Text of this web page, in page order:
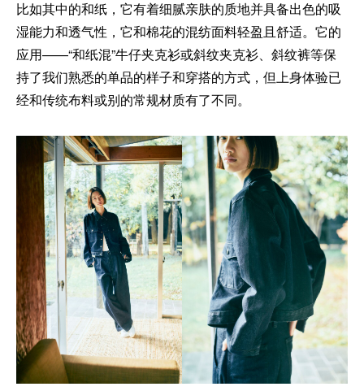
比如其中的和纸，它有着细腻亲肤的质地并具备出色的吸
湿能力和透气性，它和棉花的混纺面料轻盈且舒适。它的
应用——“和纸混”牛仔夹克衫或斜纹夹克衫、斜纹裤等保
持了我们熟悉的单品的样子和穿搭的方式，但上身体验已
经和传统布料或别的常规材质有了不同。